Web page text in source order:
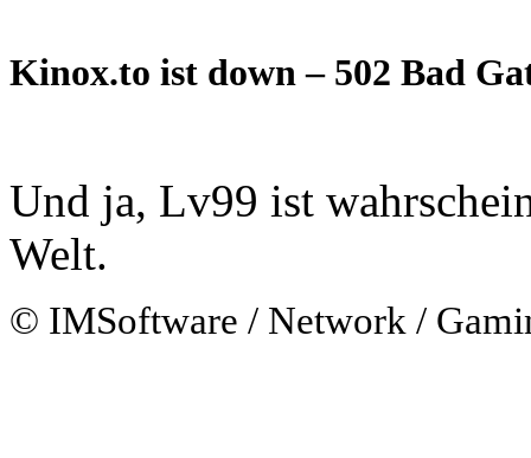
Kinox.to ist down – 502 Bad
Und ja, Lv99 ist
Welt.
© IMSoftware / Network /